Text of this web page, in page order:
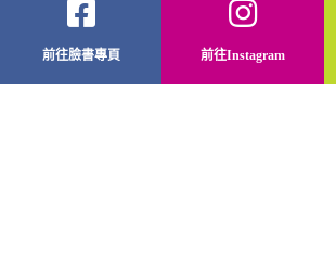
前往臉書專頁 前往Instagram